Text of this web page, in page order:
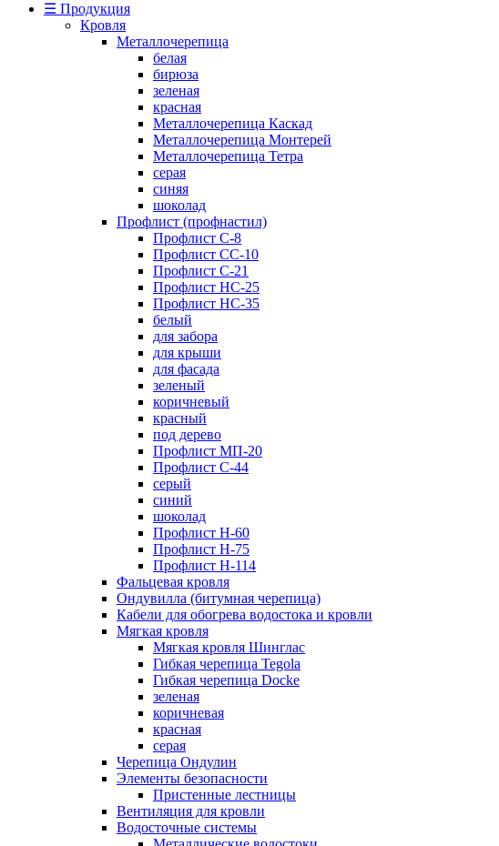
☰ Продукция
Кровля
Металлочерепица
белая
бирюза
зеленая
красная
Металлочерепица Каскад
Металлочерепица Монтерей
Металлочерепица Тетра
серая
синяя
шоколад
Профлист (профнастил)
Профлист С-8
Профлист СС-10
Профлист C-21
Профлист НС-25
Профлист НС-35
белый
для забора
для крыши
для фасада
зеленый
коричневый
красный
под дерево
Профлист МП-20
Профлист С-44
серый
синий
шоколад
Профлист Н-60
Профлист Н-75
Профлист H-114
Фальцевая кровля
Ондувилла (битумная черепица)
Кабели для обогрева водостока и кровли
Мягкая кровля
Мягкая кровля Шинглас
Гибкая черепица Tegola
Гибкая черепица Docke
зеленая
коричневая
красная
серая
Черепица Ондулин
Элементы безопасности
Пристенные лестницы
Вентиляция для кровли
Водосточные системы